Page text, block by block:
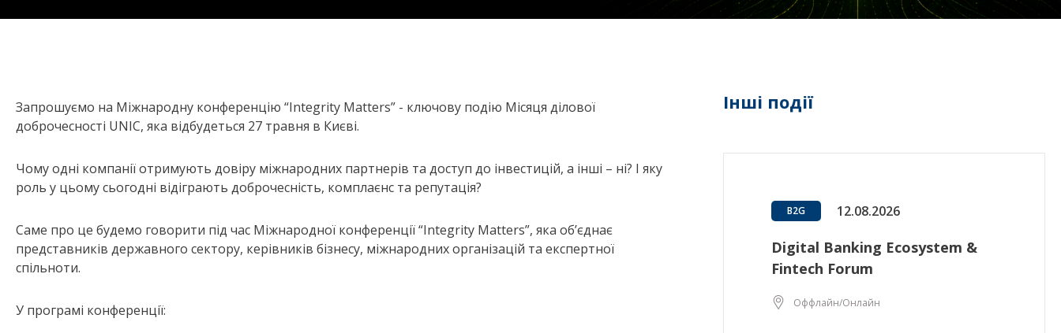
Запрошуємо на Міжнародну конференцію “Integrity Matters” - ключову подію Місяця ділової
доброчесності UNIC, яка відбудеться 27 травня в Києві.
Чому одні компанії отримують довіру міжнародних партнерів та доступ до інвестицій, а інші – ні? І яку
роль у цьому сьогодні відіграють доброчесність, комплаєнс та репутація?
Саме про це будемо говорити під час Міжнародної конференції “Integrity Matters”, яка об’єднає
представників державного сектору, керівників бізнесу, міжнародних організацій та експертної
спільноти.
У програмі конференції:
Інші події
B2G 12.08.2026
Digital Banking Ecosystem &
Fintech Forum
Оффлайн/Онлайн